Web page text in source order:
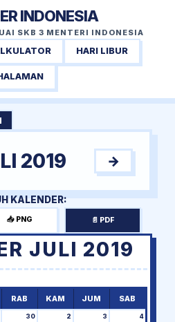
INDONESIA
SKB 3 MENTERI INDONESIA
HARI LIBUR
2019 →
KALENDER:
📥 PNG 📄 PDF
JULI 2019
RAB KAM JUM SAB
30 2 3 4